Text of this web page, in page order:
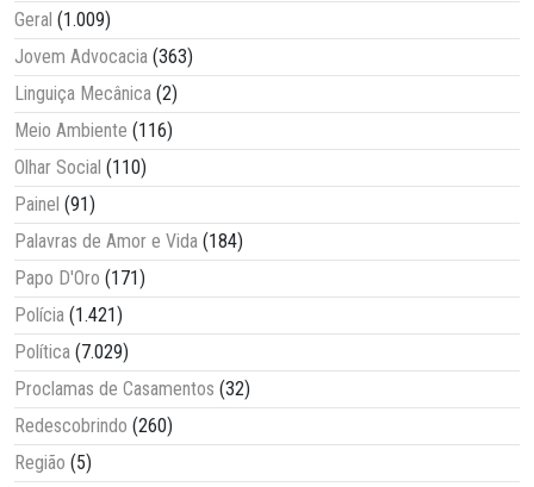
Geral (1.009)
Jovem Advocacia (363)
Linguiça Mecânica (2)
Meio Ambiente (116)
Olhar Social (110)
Painel (91)
Palavras de Amor e Vida (184)
Papo D'Oro (171)
Polícia (1.421)
Política (7.029)
Proclamas de Casamentos (32)
Redescobrindo (260)
Região (5)